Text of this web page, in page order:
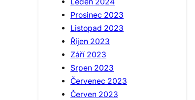
Prosinec 2023
Listopad 2023
Říjen 2023
Září 2023
Srpen 2023
Červenec 2023
Červen 2023